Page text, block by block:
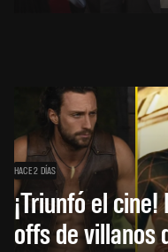
HACE 2 DÍAS
¡Triunfó el
offs de villanos